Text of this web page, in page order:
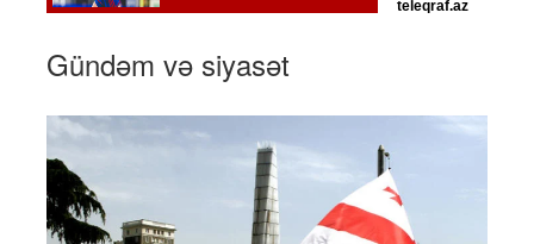
Gündəm və siyasət